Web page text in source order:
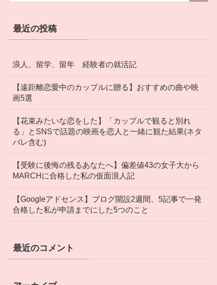
最近の投稿
浪人、留学、留年 経験者の就活記
【遠距離恋愛中のカップルに贈る】おすすめの曲や映
画5選
【花束みたいな恋をした】「カップルで観ると別れ
る」とSNSで話題の映画を恋人と一緒に観た結果(ネタ
バレ含む)
【受験に後悔の残るあなたへ】偏差値43の女子大から
MARCHに合格した私の仮面浪人記
【Googleアドセンス】ブログ開設2週間、5記事で一発
合格した私が申請までにした5つのこと
最近のコメント